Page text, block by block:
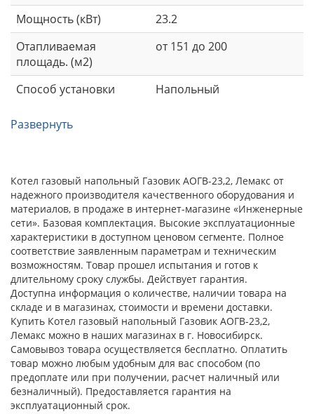
Мощность (кВт)
23.2
Отапливаемая
площадь. (м2)
от 151 до 200
Способ установки Напольный
Развернуть
Котел газовый напольный Газовик АОГВ-23,2, Лемакс от
надежного производителя качественного оборудования и
материалов, в продаже в интернет-магазине «Инженерные
сети». Базовая комплектация. Высокие эксплуатационные
характеристики в доступном ценовом сегменте. Полное
соответствие заявленным параметрам и техническим
возможностям. Товар прошел испытания и готов к
длительному сроку службы. Действует гарантия.
Доступна информация о количестве, наличии товара на
складе и в магазинах, стоимости и времени доставки.
Купить Котел газовый напольный Газовик АОГВ-23,2,
Лемакс можно в наших магазинах в г. Новосибирск.
Самовывоз товара осуществляется бесплатно. Оплатить
товар можно любым удобным для вас способом (по
предоплате или при получении, расчет наличный или
безналичный). Предоставляется гарантия на
эксплуатационный срок.